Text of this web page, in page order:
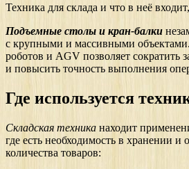
Техника для склада и что в неё
Подъемные столы и кран-балки
с крупными и массивными
роботов и AGV позволяет сократить
и повысить точность выполнения
Где используется
Складская техника находит
где есть необходимость в хранении и
количества товаров: